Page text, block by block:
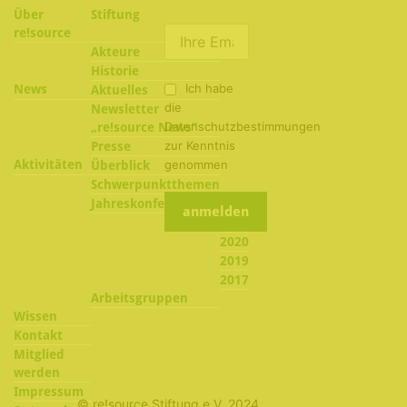
Über
re!source
Stiftung
Akteure
Historie
News
Aktuelles
Newsletter
„re!source News“
Presse
Aktivitäten
Überblick
Schwerpunktthemen
Jahreskonferenzen
2022
2020
2019
2017
Arbeitsgruppen
Wissen
Kontakt
Mitglied
werden
Impressum
Ich habe
die
Datenschutzbestimmungen
zur Kenntnis
genommen
© re!source Stiftung e.V. 2024